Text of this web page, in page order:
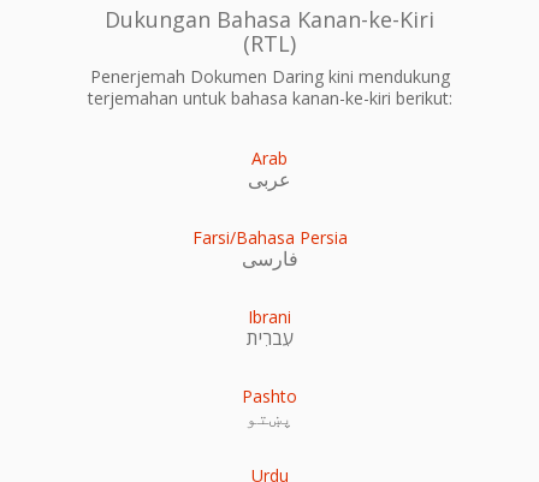
Dukungan Bahasa Kanan-ke-Kiri
(RTL)
Penerjemah Dokumen Daring kini mendukung
terjemahan untuk bahasa kanan-ke-kiri berikut:
Arab
عربى
Farsi/Bahasa Persia
فارسی
Ibrani
עִברִית
Pashto
پښتو
Urdu